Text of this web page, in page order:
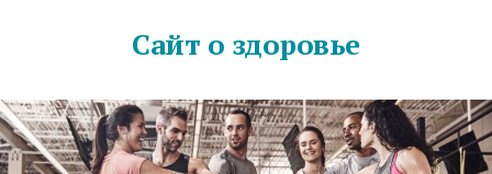
Сайт о здоровье